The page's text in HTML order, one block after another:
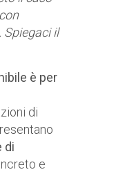
Spiegaci il
è per
di
di
e